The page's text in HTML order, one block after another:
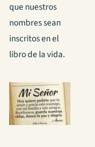
que nuestros
nombres sean
inscritos en el
libro de la vida.